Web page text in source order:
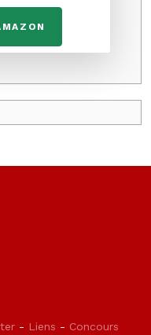
- Liens - Concours